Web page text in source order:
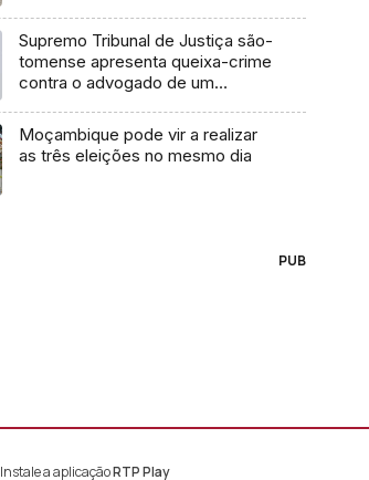
Supremo Tribunal de Justiça são-
tomense apresenta queixa-crime
contra o advogado de um
Moçambique pode vir a realizar
as três eleições no mesmo dia
PUB
Instale a aplicaçãoRTP Play